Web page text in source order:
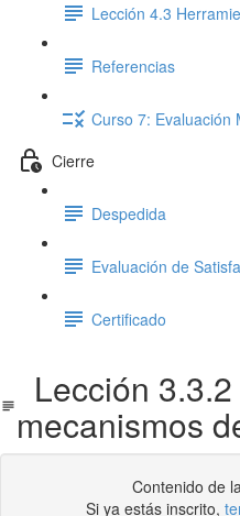
Lección 4.3
Referencias
Curso 7: Evaluación
Cierre
Despedida
Evaluación de
Certificado
Lección
mecanismos
Contenido de
Si ya estás inscrito,